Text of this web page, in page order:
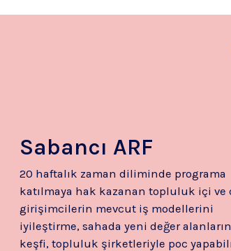
Sabancı ARF
20 haftalık zaman diliminde programa
katılmaya hak kazanan topluluk içi ve
girişimcilerin mevcut iş modellerini
iyileştirme, sahada yeni değer
keşfi, topluluk şirketleriyle poc